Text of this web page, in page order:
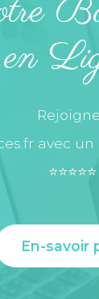
en
avec
⭐️⭐️⭐️⭐️⭐️
En-savoir